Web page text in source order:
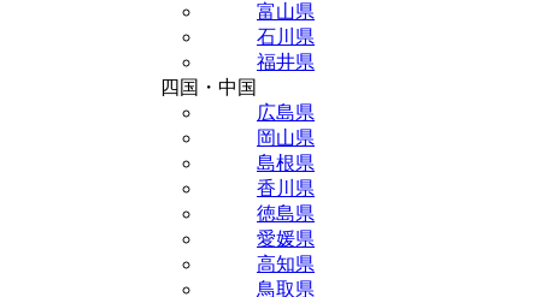
富山県
石川県
福井県
四国・中国
広島県
岡山県
島根県
香川県
徳島県
愛媛県
高知県
鳥取県